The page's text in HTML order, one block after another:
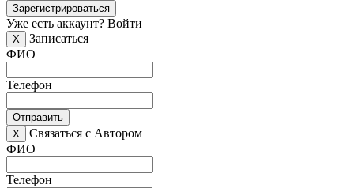
Зарегистрироваться
Уже есть аккаунт? Войти
X
Записаться
ФИО
Телефон
Отправить
X
Связаться с Автором
ФИО
Телефон